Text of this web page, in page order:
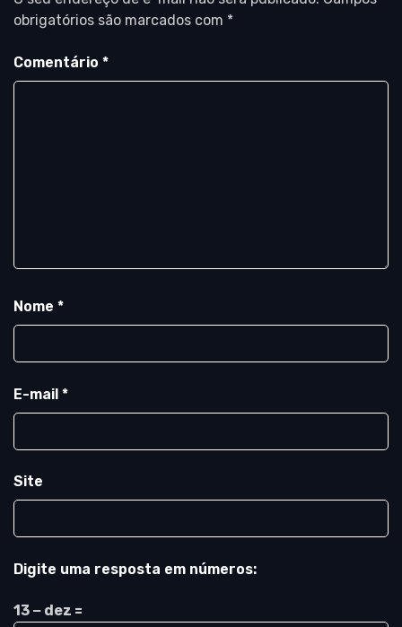
obrigatórios são marcados com *
Comentário *
Nome *
E-mail *
Site
Digite uma resposta em números:
13 − dez =